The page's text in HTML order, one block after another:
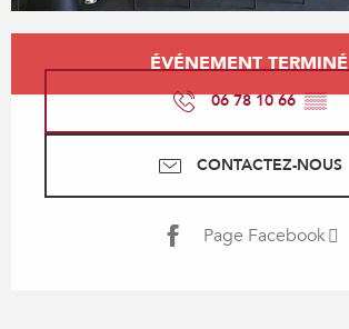
Ouverture et coordonnées
ÉVÉNEMENT TERMINÉ
06 78 10 66▒▒
CONTACTEZ-NOUS
Page Facebook